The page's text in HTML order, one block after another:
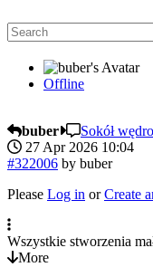
Offline
buber
Sokół
27 Apr 2026 10:04
#322006 by buber
Please Log in orCreate
Wszystkie stworzenia
More